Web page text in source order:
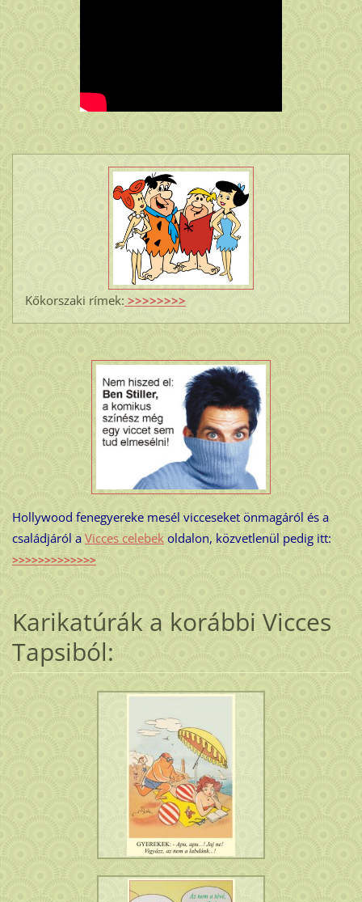
Kőkorszaki rímek: >>>>>>>>
Hollywood fenegyereke mesél vicceseket önmagáról és a
családjáról a Vicces celebek oldalon, közvetlenül pedig itt:
>>>>>>>>>>>>>
Karikatúrák a korábbi Vicces
Tapsiból: